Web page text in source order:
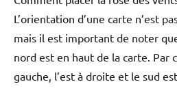
L’orientation d’une carte n’est
mais il est important de noter
nord est en haut de la carte. Par
gauche, l’est à droite et le sud